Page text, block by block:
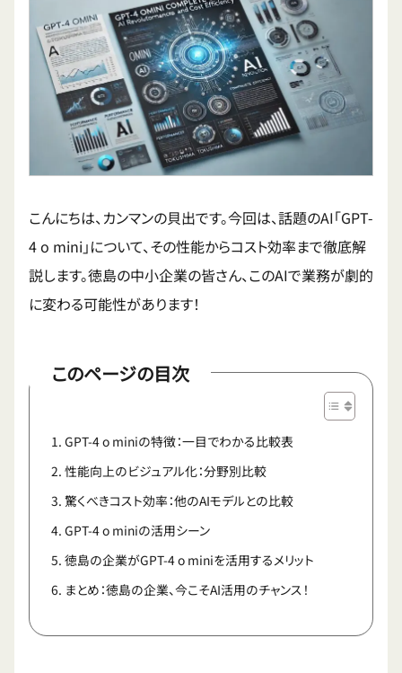
こんにちは、カンマンの貝出です。今回は、話題のAI「GPT-
4 o mini」について、その性能からコスト効率まで徹底解
説します。徳島の中小企業の皆さん、このAIで業務が劇的
に変わる可能性があります！
このページの目次
GPT-4 o miniの特徴：一目でわかる比較表
性能向上のビジュアル化：分野別比較
驚くべきコスト効率：他のAIモデルとの比較
GPT-4 o miniの活用シーン
徳島の企業がGPT-4 o miniを活用するメリット
まとめ：徳島の企業、今こそAI活用のチャンス！